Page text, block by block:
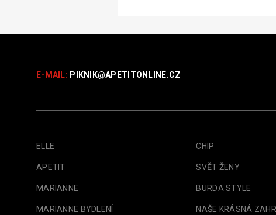
E-MAIL: PIKNIK@APETITONLINE.CZ
ELLE
APETIT
MARIANNE
MARIANNE BYDLENÍ
CHIP
SVĚT ŽENY
BURDA STYLE
NAŠE KRÁSNÁ